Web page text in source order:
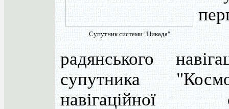
Супутник системи "Цикада"
радянського
супутника
навігаційної